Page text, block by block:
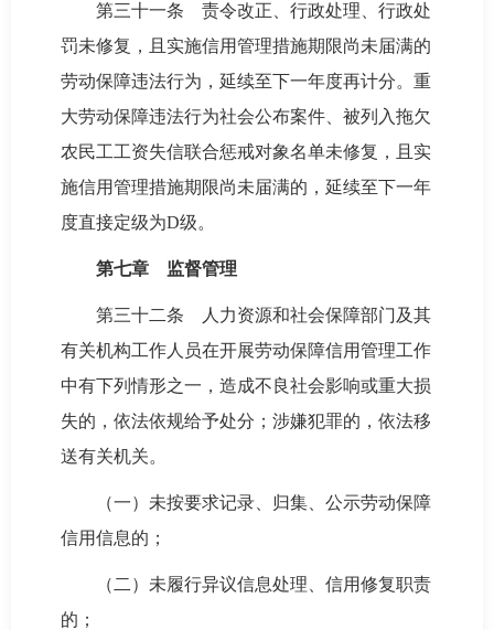
第三十一条 责令改正、行政处理、行政处
罚未修复，且实施信用管理措施期限尚未届满的
劳动保障违法行为，延续至下一年度再计分。重
大劳动保障违法行为社会公布案件、被列入拖欠
农民工工资失信联合惩戒对象名单未修复，且实
施信用管理措施期限尚未届满的，延续至下一年
度直接定级为D级。
第七章 监督管理
第三十二条 人力资源和社会保障部门及其
有关机构工作人员在开展劳动保障信用管理工作
中有下列情形之一，造成不良社会影响或重大损
失的，依法依规给予处分；涉嫌犯罪的，依法移
送有关机关。
（一）未按要求记录、归集、公示劳动保障
信用信息的；
（二）未履行异议信息处理、信用修复职责
的；